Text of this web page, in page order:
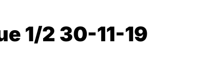
1/2 30-11-19